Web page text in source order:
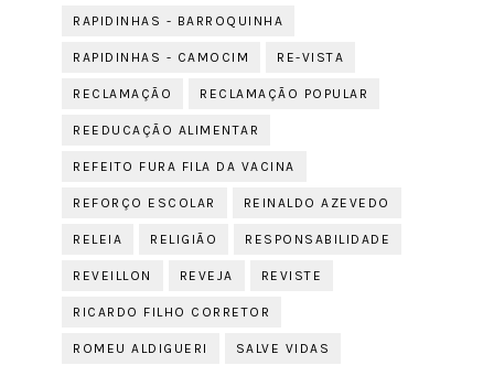
RAPIDINHAS - BARROQUINHA
RAPIDINHAS - CAMOCIM RE-VISTA
RECLAMAÇÃO RECLAMAÇÃO POPULAR
REEDUCAÇÃO ALIMENTAR
REFEITO FURA FILA DA VACINA
REFORÇO ESCOLAR REINALDO AZEVEDO
RELEIA RELIGIÃO RESPONSABILIDADE
REVEILLON REVEJA REVISTE
RICARDO FILHO CORRETOR
ROMEU ALDIGUERI SALVE VIDAS